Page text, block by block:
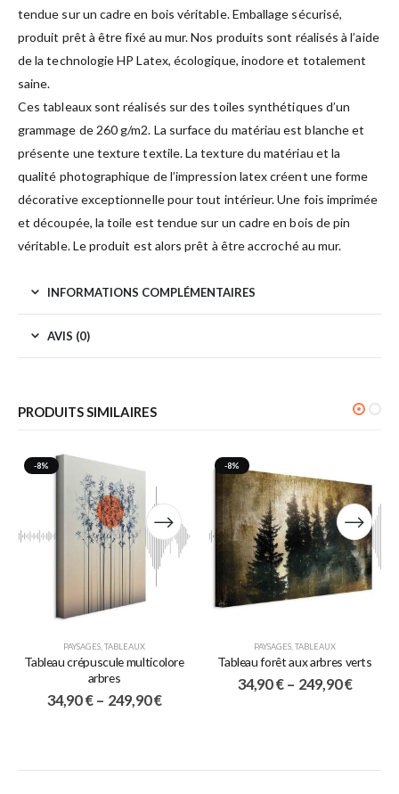
tendue sur un cadre en bois véritable. Emballage sécurisé,
produit prêt à être fixé au mur. Nos produits sont réalisés à l’aide
de la technologie HP Latex, écologique, inodore et totalement
saine.
Ces tableaux sont réalisés sur des toiles synthétiques d’un
grammage de 260 g/m2. La surface du matériau est blanche et
présente une texture textile. La texture du matériau et la
qualité photographique de l’impression latex créent une forme
décorative exceptionnelle pour tout intérieur. Une fois imprimée
et découpée, la toile est tendue sur un cadre en bois de pin
véritable. Le produit est alors prêt à être accroché au mur.
INFORMATIONS COMPLÉMENTAIRES
AVIS (0)
PRODUITS SIMILAIRES
-8%
PAYSAGES,TABLEAUX
Tableau crépuscule multicolore
arbres
34,90€ – 249,90€
-8%
PAYSAGES,TABLEAUX
Tableau forêt aux arbres verts
34,90€ – 249,90€